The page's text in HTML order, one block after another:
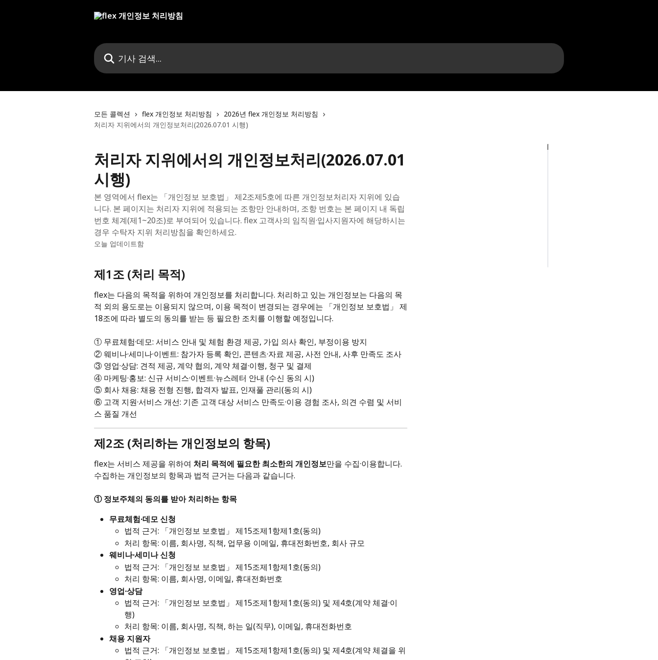
기사 검색...
모든 콜렉션 flex 개인정보 처리방침
2026년 flex 개인정보 처리방침
처리자 지위에서의 개인정보처리(2026.07.01 시행)
처리자 지위에서의 개인정보처리(2026.07.01
시행)
본 영역에서 flex는 「개인정보 보호법」 제2조제5호에 따른 개인정보처리자 지위에 있습
니다. 본 페이지는 처리자 지위에 적용되는 조항만 안내하며, 조항 번호는 본 페이지 내 독립
번호 체계(제1~20조)로 부여되어 있습니다. flex 고객사의 임직원·입사지원자에 해당하시는
경우 수탁자 지위 처리방침을 확인하세요.
오늘 업데이트함
제1조 (처리 목적)
flex는 다음의 목적을 위하여 개인정보를 처리합니다. 처리하고 있는 개인정보는 다음의 목
적 외의 용도로는 이용되지 않으며, 이용 목적이 변경되는 경우에는 「개인정보 보호법」 제
18조에 따라 별도의 동의를 받는 등 필요한 조치를 이행할 예정입니다.
① 무료체험·데모: 서비스 안내 및 체험 환경 제공, 가입 의사 확인, 부정이용 방지
② 웨비나·세미나·이벤트: 참가자 등록 확인, 콘텐츠·자료 제공, 사전 안내, 사후 만족도 조사
③ 영업·상담: 견적 제공, 계약 협의, 계약 체결·이행, 청구 및 결제
④ 마케팅·홍보: 신규 서비스·이벤트·뉴스레터 안내 (수신 동의 시)
⑤ 회사 채용: 채용 전형 진행, 합격자 발표, 인재풀 관리(동의 시)
⑥ 고객 지원·서비스 개선: 기존 고객 대상 서비스 만족도·이용 경험 조사, 의견 수렴 및 서비
스 품질 개선
제2조 (처리하는 개인정보의 항목)
flex는 서비스 제공을 위하여 처리 목적에 필요한 최소한의 개인정보만을 수집·이용합니다.
수집하는 개인정보의 항목과 법적 근거는 다음과 같습니다.
① 정보주체의 동의를 받아 처리하는 항목
무료체험·데모 신청
법적 근거: 「개인정보 보호법」 제15조제1항제1호(동의)
처리 항목: 이름, 회사명, 직책, 업무용 이메일, 휴대전화번호, 회사 규모
웨비나·세미나 신청
법적 근거: 「개인정보 보호법」 제15조제1항제1호(동의)
처리 항목: 이름, 회사명, 이메일, 휴대전화번호
영업·상담
법적 근거: 「개인정보 보호법」 제15조제1항제1호(동의) 및 제4호(계약 체결·이
행)
처리 항목: 이름, 회사명, 직책, 하는 일(직무), 이메일, 휴대전화번호
채용 지원자
법적 근거: 「개인정보 보호법」 제15조제1항제1호(동의) 및 제4호(계약 체결을 위